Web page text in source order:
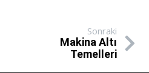
Sonraki
Makina Altı
Temelleri